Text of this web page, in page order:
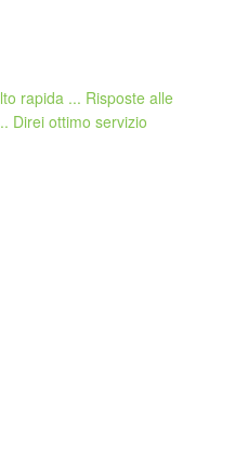
rapida ... Risposte alle
Direi ottimo servizio